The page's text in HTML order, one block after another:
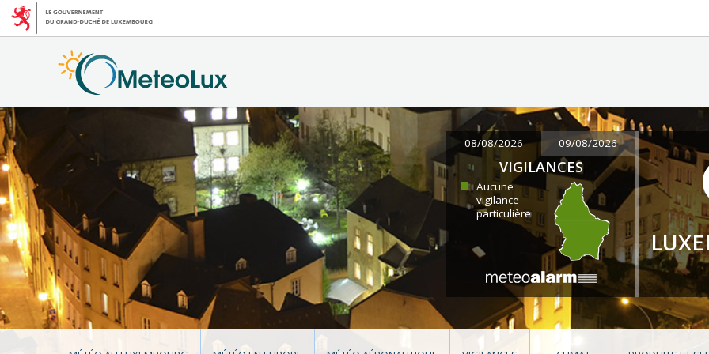
08/08/2026 09/08/2026
VIGILANCES
Aucune
vigilance
particulière